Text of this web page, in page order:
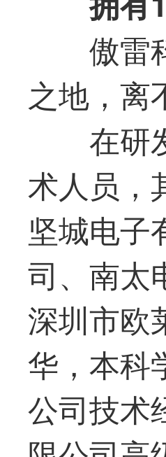
傲雷
之地，离
在研
术人员，
坚城电子
司、南太
深圳市欧
华，本科
公司技术